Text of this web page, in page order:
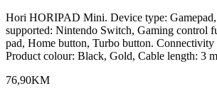
Hori HORIPAD Mini. Device type:
supported: Nintendo Switch, Gaming control
pad, Home button, Turbo button.
Product colour: Black, Gold, Cable length: 3 m
76,90KM